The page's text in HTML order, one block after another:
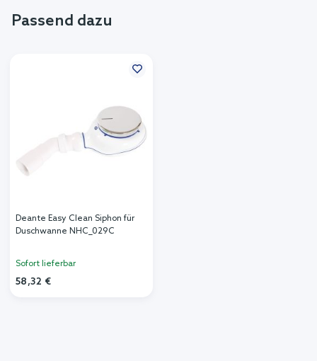
Passend dazu
Deante Easy Clean Siphon für
Duschwanne NHC_029C
Sofort lieferbar
58,32 €